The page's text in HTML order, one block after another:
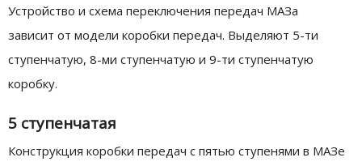
Устройство и схема переключения передач МАЗа
зависит от модели коробки передач. Выделяют 5-ти
ступенчатую, 8-ми ступенчатую и 9-ти ступенчатую
коробку.
5 ступенчатая
Конструкция коробки передач с пятью ступенями в МАЗе